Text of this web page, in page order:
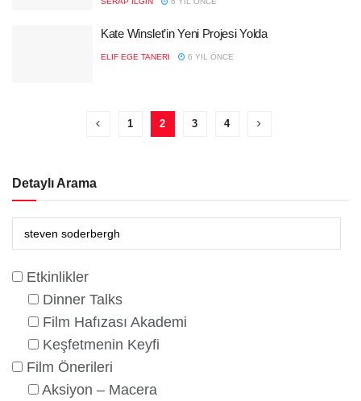
Kate Winslet’in Yeni Projesi Yolda
ELIF EGE TANERI 6 YIL ÖNCE
1 2 3 4
Detaylı Arama
Etkinlikler
Dinner Talks
Film Hafızası Akademi
Keşfetmenin Keyfi
Film Önerileri
Aksiyon – Macera